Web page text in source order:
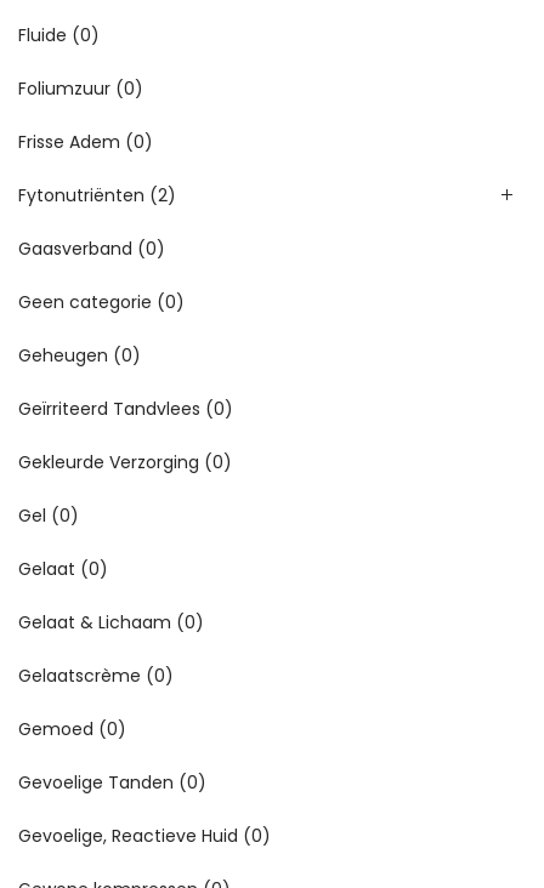
Fluide (0)
Foliumzuur (0)
Frisse Adem (0)
Fytonutriënten (2)
Gaasverband (0)
Geen categorie (0)
Geheugen (0)
Geïrriteerd Tandvlees (0)
Gekleurde Verzorging (0)
Gel (0)
Gelaat (0)
Gelaat & Lichaam (0)
Gelaatscrème (0)
Gemoed (0)
Gevoelige Tanden (0)
Gevoelige, Reactieve Huid (0)